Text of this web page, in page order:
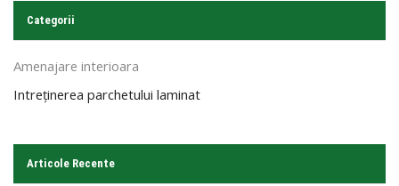
Categorii
Amenajare interioara
Intreţinerea parchetului laminat
Articole Recente